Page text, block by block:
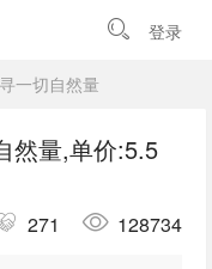
登录
一切自然量
然量,单价:5.5
271 128734